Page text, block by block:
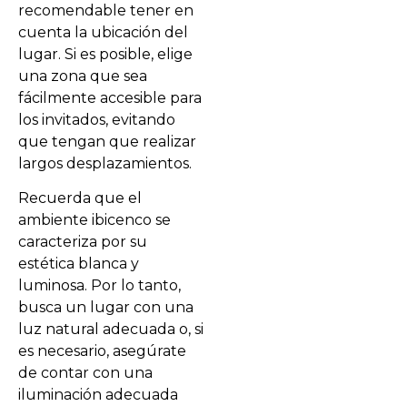
recomendable tener en
cuenta la ubicación del
lugar. Si es posible, elige
una zona que sea
fácilmente accesible para
los invitados, evitando
que tengan que realizar
largos desplazamientos.
Recuerda que el
ambiente ibicenco se
caracteriza por su
estética blanca y
luminosa. Por lo tanto,
busca un lugar con una
luz natural adecuada o, si
es necesario, asegúrate
de contar con una
iluminación adecuada